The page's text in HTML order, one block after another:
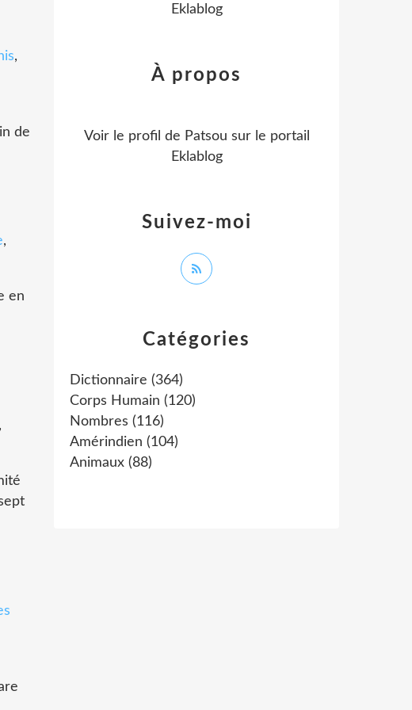
,
de
,
en
,
Catégories
Dictionnaire (364)
Corps Humain (120)
Nombres (116)
Amérindien (104)
Animaux (88)
Eklablog
Suivez-moi
À propos
Voir le profil de Patsou sur le portail
Eklablog